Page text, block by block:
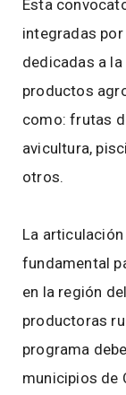
Esta
integradas
dedicadas a
productos
como: frutas
avicultura,
otros.
La
fundamental
en la región
productoras
programa
municipios de